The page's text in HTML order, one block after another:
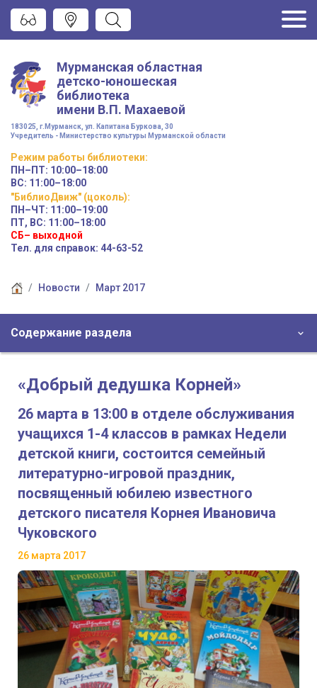
Мурманская областная
детско-юношеская
библиотека
имени В.П. Махаевой
183025, г.Мурманск, ул. Капитана Буркова, 30
Учредитель - Министерство культуры Мурманской области
Режим работы библиотеки:
ПН–ПТ: 10:00–18:00
ВС: 11:00–18:00
"БиблиоДвиж" (цоколь):
ПН–ЧТ: 11:00–19:00
ПТ, ВС: 11:00–18:00
СБ– выходной
Тел. для справок: 44-63-52
Новости Март 2017
Содержание раздела
«Добрый дедушка Корней»
26 марта в 13:00 в отделе обслуживания
учащихся 1-4 классов в рамках Недели
детской книги, состоится семейный
литературно-игровой праздник,
посвященный юбилею известного
детского писателя Корнея Ивановича
Чуковского
26 марта 2017